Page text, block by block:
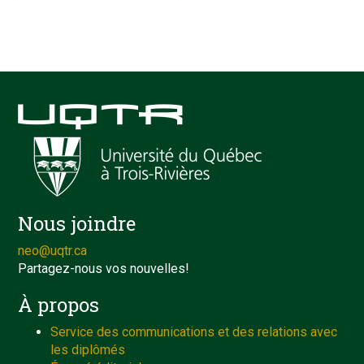
Nous joindre
neo@uqtr.ca
Partagez-nous vos nouvelles!
À propos
Service des communications et des relations avec
les diplômés